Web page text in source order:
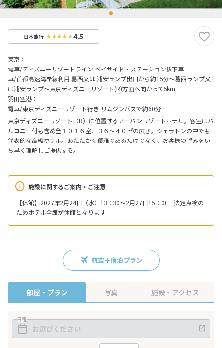
日本旅行 4.5
東京：
電車/ディズニーリゾートライン ベイサイド・ステーション駅下車
車/首都高速湾岸線利用 葛西又は 浦安ランプ出口から約15分～葛西ランプ又
は浦安ランプ～東京ディズニーリゾート(R)方面へ向かって5km
羽田空港：
電車/東京ディズニーリゾート行き リムジンバスで約60分
施設に関するご案内・ご注意
【休館】2027年2月24日（水）13：30～2月27日15：00 法定点検の
ためホテル全館が休館となります
東京ディズニーリゾート（R）に位置するアーバンリゾートホテル。客室はバ
ルコニー付も含め全１０１６室、３６～４０㎡の広さ。シェラトンの中でも
代表的な高級ホテル。あたたかく優雅であるだけでなく、お客様の望みをい
ち早く理解しご提供する。
航空＋宿泊プラン
部屋・プラン 写真 施設・アクセス
日程